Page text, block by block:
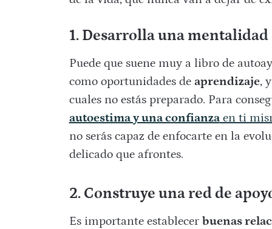
1. Desarrolla una
Puede que suene muy a libro de
como oportunidades de aprendizaje,
cuales no estás preparado. Para
autoestima y una confianzaen ti
no serás capaz de enfocarte en la
delicado que afrontes.
2. Construye una red de
Es importante establecer buenas